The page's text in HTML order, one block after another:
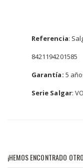
Referencia:
8421194201585
Garantía: 5
Serie Salgar:
¡HEMOS ENCONTRADO